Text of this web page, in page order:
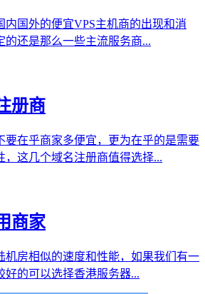
内国外的便宜VPS主机商的出现和消
的还是那么一些主流服务商...
册商
要在乎商家多便宜，更为在乎的是需要
，这几个域名注册商值得选择...
商家
机房相似的速度和性能，如果我们有一
好的可以选择香港服务器...